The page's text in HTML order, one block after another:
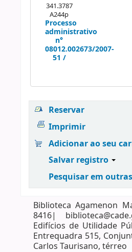
341.3787
A244p
Processo
administrativo
n°
08012.002673/2007-
51 /
Reservar
Imprimir
Adicionar ao seu
Salvar registro
Pesquisar em
Biblioteca Agamenon
8416|
Edifícios de Utilidade
Entrequadra 515,
Carlos Taurisano, térreo